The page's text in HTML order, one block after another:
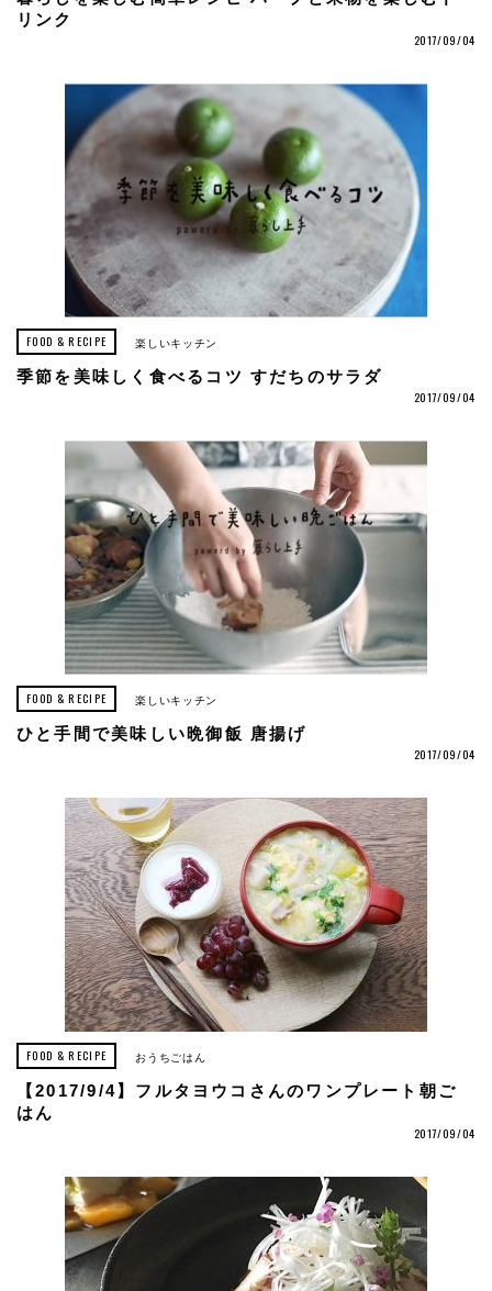
リンク
2017/09/04
FOOD & RECIPE 楽しいキッチン
季節を美味しく食べるコツ すだちのサラダ
2017/09/04
FOOD & RECIPE 楽しいキッチン
ひと手間で美味しい晩御飯 唐揚げ
2017/09/04
FOOD & RECIPE おうちごはん
【2017/9/4】フルタヨウコさんのワンプレート朝ご
はん
2017/09/04